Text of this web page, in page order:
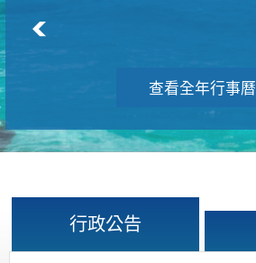
查看全年行事曆
行政公告